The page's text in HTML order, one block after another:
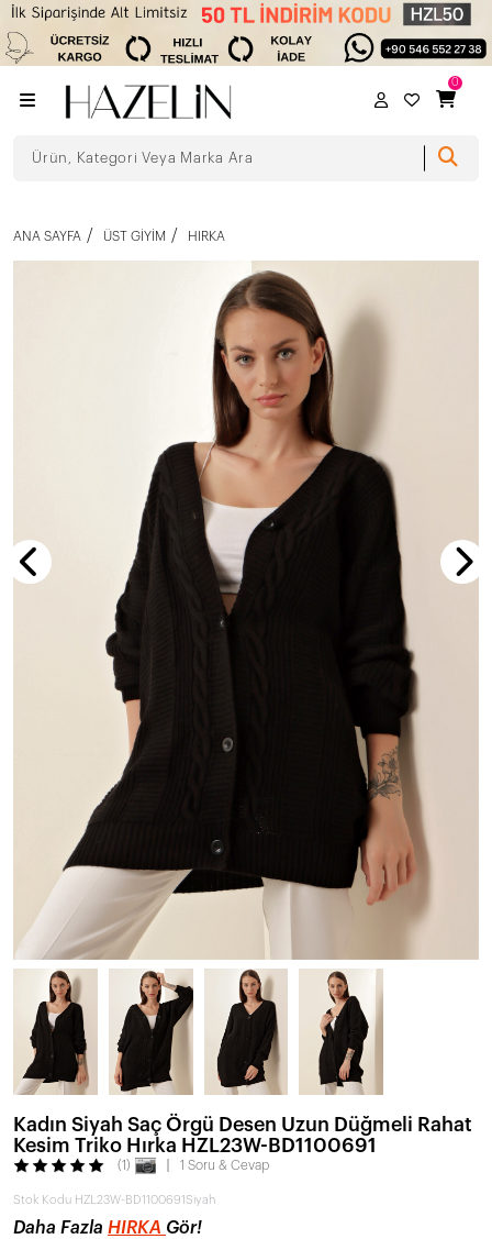
0
ANA SAYFA ÜST GIYIM HIRKA
Kadın Siyah Saç Örgü Desen Uzun Düğmeli Rahat
Kesim Triko Hırka HZL23W-BD1100691
(1) 1 Soru & Cevap
Stok Kodu HZL23W-BD1100691Siyah
Daha Fazla HIRKA Gör!